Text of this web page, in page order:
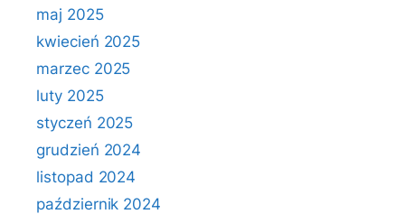
maj 2025
kwiecień 2025
marzec 2025
luty 2025
styczeń 2025
grudzień 2024
listopad 2024
październik 2024